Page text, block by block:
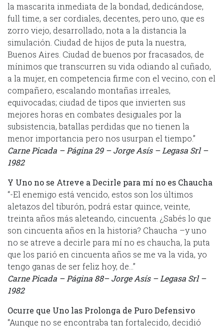
la mascarita inmediata de la bondad, dedicándose,
full time, a ser cordiales, decentes, pero uno, que es
zorro viejo, desarrollado, nota a la distancia la
simulación. Ciudad de hijos de puta la nuestra,
Buenos Aires. Ciudad de buenos por fracasados, de
mínimos que transcurren su vida odiando al cuñado,
a la mujer, en competencia firme con el vecino, con el
compañero, escalando montañas irreales,
equivocadas; ciudad de tipos que invierten sus
mejores horas en combates desiguales por la
subsistencia, batallas perdidas que no tienen la
menor importancia pero nos usurpan el tiempo.”
Carne Picada – Página 29 – Jorge Asís – Legasa Srl –
1982
Y Uno no se Atreve a Decirle para mí no es Chaucha
“-El enemigo está vencido, estos son los últimos
aletazos del tiburón, podrá estar quince, veinte,
treinta años más aleteando, cincuenta. ¿Sabés lo que
son cincuenta años en la historia? Chaucha –y uno
no se atreve a decirle para mí no es chaucha, la puta
que los parió en cincuenta años se me va la vida, yo
tengo ganas de ser feliz hoy, de…”
Carne Picada – Página 88– Jorge Asís – Legasa Srl –
1982
Ocurre que Uno las Prolonga de Puro Defensivo
“Aunque no se encontraba tan fortalecido, decidió